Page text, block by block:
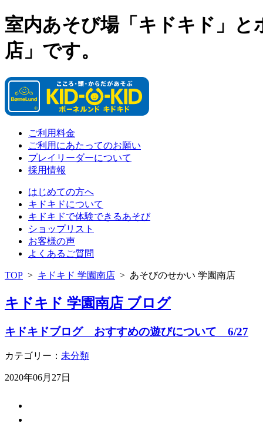
室内あそび場「キドキド」
店」です。
ご利用料金
ご利用にあたってのお願い
プレイリーダーについて
採用情報
はじめての方へ
キドキドについて
キドキドで体験できるあそび
ショップリスト
お客様の声
よくあるご質問
TOP > キドキド 学園南店 > あそびのせかい 学園南店
キドキド 学園南店 ブログ
キドキドブログ おすすめの遊びについて 6/27
カテゴリー： 未分類
2020年06月27日